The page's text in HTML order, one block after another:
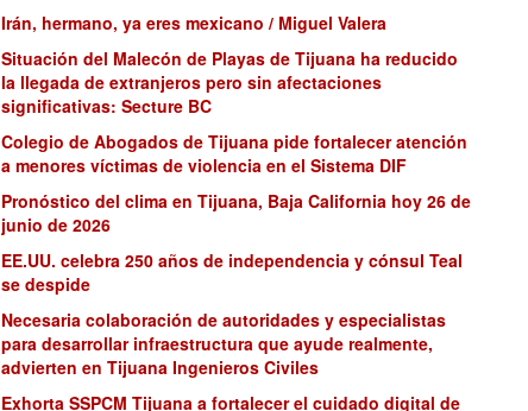
Irán, hermano, ya eres mexicano / Miguel Valera
Situación del Malecón de Playas de Tijuana ha reducido
la llegada de extranjeros pero sin afectaciones
significativas: Secture BC
Colegio de Abogados de Tijuana pide fortalecer atención
a menores víctimas de violencia en el Sistema DIF
Pronóstico del clima en Tijuana, Baja California hoy 26 de
junio de 2026
EE.UU. celebra 250 años de independencia y cónsul Teal
se despide
Necesaria colaboración de autoridades y especialistas
para desarrollar infraestructura que ayude realmente,
advierten en Tijuana Ingenieros Civiles
Exhorta SSPCM Tijuana a fortalecer el cuidado digital de